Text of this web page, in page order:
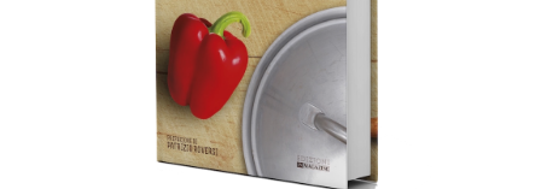
AGGIUNGI AL CARRELLO /